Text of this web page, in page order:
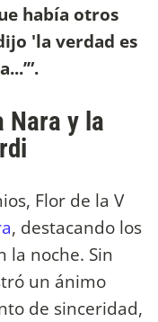
había otros
'la verdad es
Nara y la
Flor de la V
, destacando los
la noche. Sin
un ánimo
de sinceridad,